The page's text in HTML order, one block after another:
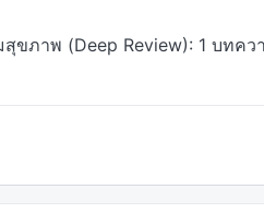
ขภาพ (Deep Review): 1 บทคว